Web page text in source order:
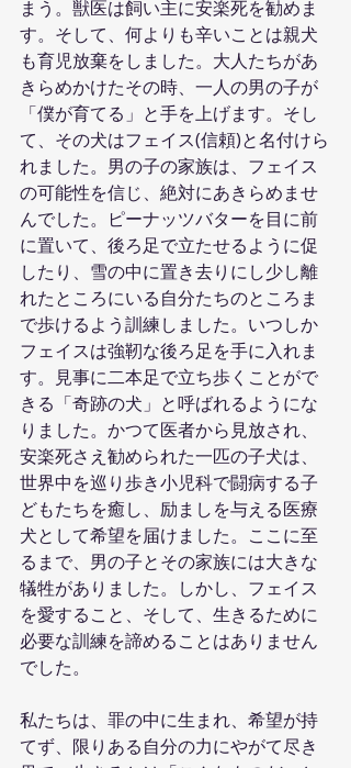
まう。獣医は飼い主に安楽死を勧めま
す。そして、何よりも辛いことは親犬
も育児放棄をしました。大人たちがあ
きらめかけたその時、一人の男の子が
「僕が育てる」と手を上げます。そし
て、その犬はフェイス(信頼)と名付けら
れました。男の子の家族は、フェイス
の可能性を信じ、絶対にあきらめませ
んでした。ピーナッツバターを目に前
に置いて、後ろ足で立たせるように促
したり、雪の中に置き去りにし少し離
れたところにいる自分たちのところま
で歩けるよう訓練しました。いつしか
フェイスは強靭な後ろ足を手に入れま
す。見事に二本足で立ち歩くことがで
きる「奇跡の犬」と呼ばれるようにな
りました。かつて医者から見放され、
安楽死さえ勧められた一匹の子犬は、
世界中を巡り歩き小児科で闘病する子
どもたちを癒し、励ましを与える医療
犬として希望を届けました。ここに至
るまで、男の子とその家族には大きな
犠牲がありました。しかし、フェイス
を愛すること、そして、生きるために
必要な訓練を諦めることはありません
でした。
私たちは、罪の中に生まれ、希望が持
てず、限りある自分の力にやがて尽き